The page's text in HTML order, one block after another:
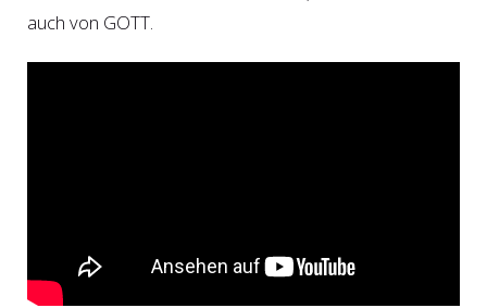
auch von GOTT.